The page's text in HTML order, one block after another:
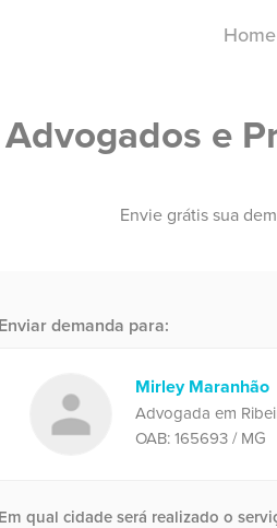
Home
e
Envie grátis sua
Enviar demanda para:
Mirley Maranhão
Advogada em
OAB: 165693 / MG
Em qual cidade será realizado o